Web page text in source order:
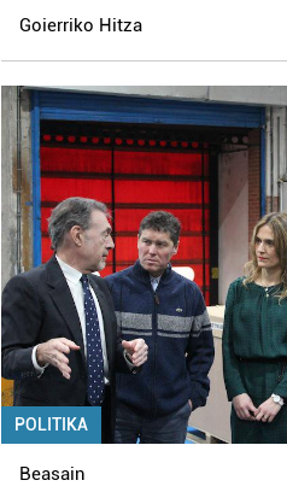
Goierriko Hitza
POLITIKA
Beasain